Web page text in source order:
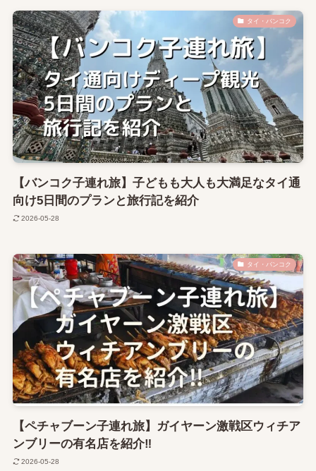
タイ・バンコク
【バンコク子連れ旅】子どもも大人も大満足なタイ通
向け5日間のプランと旅行記を紹介
2026-05-28
タイ・バンコク
【ペチャブーン子連れ旅】ガイヤーン激戦区ウィチア
ンブリーの有名店を紹介‼
2026-05-28